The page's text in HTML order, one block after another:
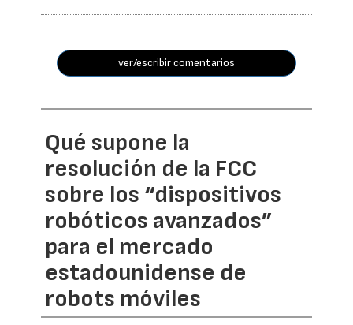
ver/escribir comentarios
Qué supone la
resolución de la FCC
sobre los “dispositivos
robóticos avanzados”
para el mercado
estadounidense de
robots móviles